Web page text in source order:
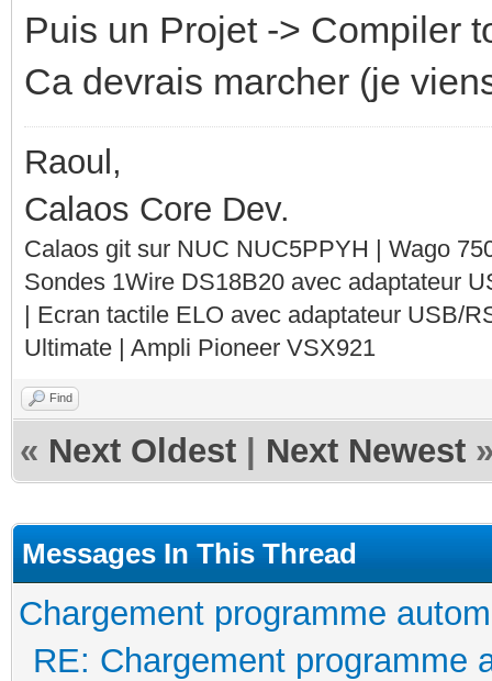
Puis un Projet -> Compiler
Ca devrais marcher (je
Raoul,
Calaos Core Dev.
Calaos git sur NUC NUC5PPYH | Wago
Sondes 1Wire DS18B20 avec adaptateur
| Ecran tactile ELO avec adaptateur USB/
Ultimate | Ampli Pioneer VSX921
Find
« Next Oldest Next Newest
Messages In This Thread
Chargement programme
RE: Chargement programme